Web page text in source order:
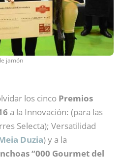
jamón
los cinco Premios
a la Innovación: (para las
Selecta); Versatilidad
Duzia) y a la
“000 Gourmet del